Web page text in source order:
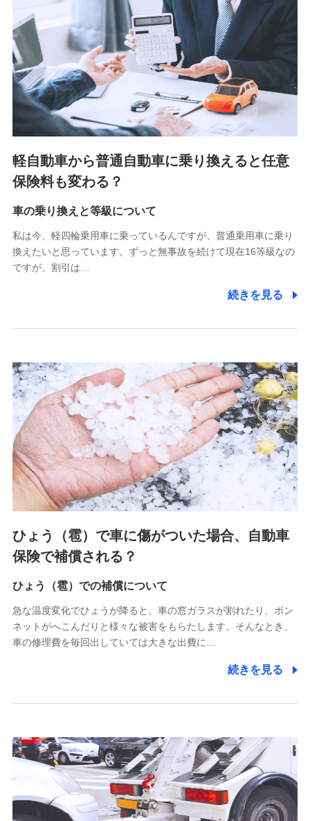
■少額短期保険
株式会社アシロ少額短期保険 (https://kailash.co.jp/)
SBIいきいき少額短期保険会社 (https://www.i-
sedai.com/)
SBIペット少額短期保険株式会社 (https://www.sbipet-
ssi.co.jp/)
SBIリスタ少額短期保険会社
(https://www.jishin.co.jp/)
スマートプラス少額短期保険株式会社
チューリッヒ少額短期保険株式会社
(https://www.zurichssi.co.jp/)
(https://www.tokiomarine-x.co.jp/)
(https://pshoken.co.jp/)
リトルファミリー少額短期保険株式会社
(https://www.littlefamily-ssi.com/)
郵便、電話、およびＥメール等により、当社と取引のあるも
た維持管理等の委託業務遂行のため、またそれらに付帯、関
連する当社および提携会社のサービスを案内、提供するため
（なお、当社は複数の保険会社と取引があり、取得した個人
情報を取引のある他の保険会社の商品・サービスをご提案す
るために利用させていただくことがあります。）
上記に係る連絡・手続き・管理等付帯業務を行うため
3.セミナー募集サイトから取得した個人情報
各種セミナーの案内、開催のため
上記に係る連絡・手続き・管理等付帯業務を行うため
4.家族・友達紹介にて取得した個人情報
被紹介者への連絡、及び当社と取引のあるもしくは委託を受
けている保険会社・提携会社の保険その他に関する情報を提
供し、金融商品等の契約を勧奨するため
アンケートやキャンペーン等の実施のため
上記に係る連絡・手続き・管理等付帯業務を行うため
5.通話録音にて取得する情報
7.社員（従業者）の個人情報
人事･勤怠･健康・労務等の管理、給与支給、福利厚生・採用
退職関連処理等の各種手続きのため、当社と従業員または従
業員同士の連絡のため
軽自動車から普通自動車に乗り換えると任意
保険料も変わる？
車の乗り換えと等級について
私は今、軽四輪乗用車に乗っているんですが、普通乗用車に乗り
換えたいと思っています。ずっと無事故を続けて現在16等級なの
ですが、割引は…
続きを見る
ひょう（雹）で車に傷がついた場合、自動車
保険で補償される？
ひょう（雹）での補償について
急な温度変化でひょうが降ると、車の窓ガラスが割れたり、ボン
ネットがへこんだりと様々な被害をもらたします。そんなとき、
車の修理費を毎回出していては大きな出費に…
続きを見る